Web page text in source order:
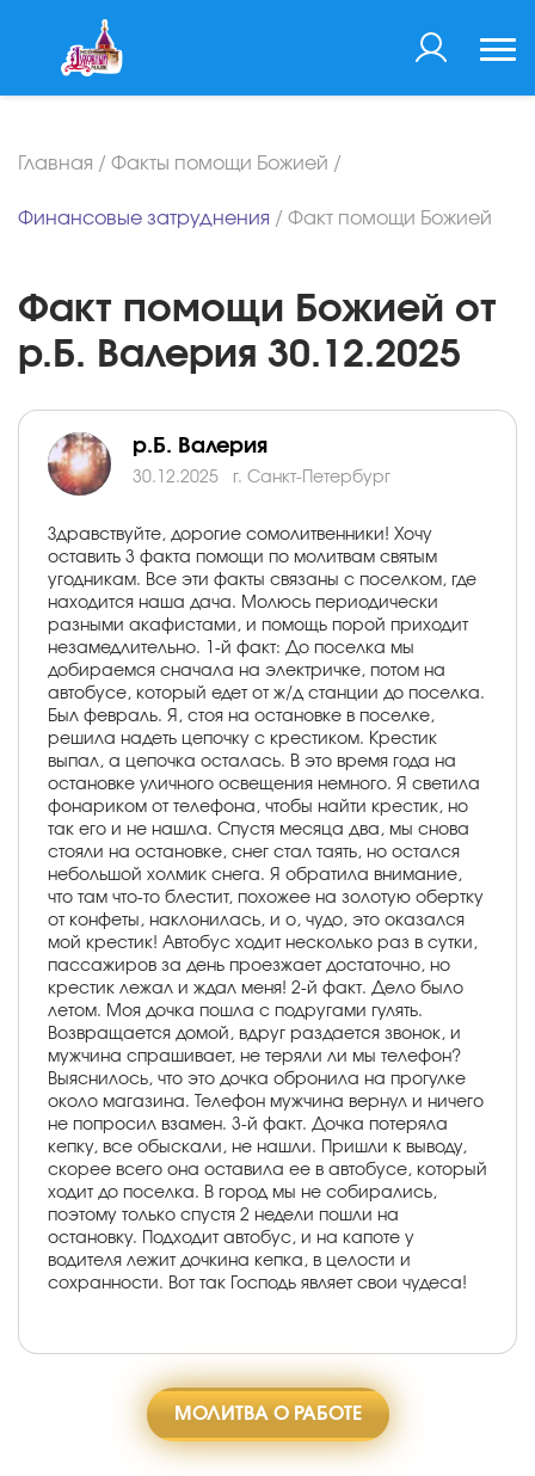
Главная / Факты помощи Божией /
Финансовые затруднения / Факт помощи Божией
Факт помощи Божией от
р.Б. Валерия 30.12.2025
р.Б. Валерия
30.12.2025 г. Cанкт-Петербург
Здравствуйте, дорогие сомолитвенники! Хочу
оставить 3 факта помощи по молитвам святым
угодникам. Все эти факты связаны с поселком, где
находится наша дача. Молюсь периодически
разными акафистами, и помощь порой приходит
незамедлительно. 1-й факт: До поселка мы
добираемся сначала на электричке, потом на
автобусе, который едет от ж/д станции до поселка.
Был февраль. Я, стоя на остановке в поселке,
решила надеть цепочку с крестиком. Крестик
выпал, а цепочка осталась. В это время года на
остановке уличного освещения немного. Я светила
фонариком от телефона, чтобы найти крестик, но
так его и не нашла. Спустя месяца два, мы снова
стояли на остановке, снег стал таять, но остался
небольшой холмик снега. Я обратила внимание,
что там что-то блестит, похожее на золотую обертку
от конфеты, наклонилась, и о, чудо, это оказался
мой крестик! Автобус ходит несколько раз в сутки,
пассажиров за день проезжает достаточно, но
крестик лежал и ждал меня! 2-й факт. Дело было
летом. Моя дочка пошла с подругами гулять.
Возвращается домой, вдруг раздается звонок, и
мужчина спрашивает, не теряли ли мы телефон?
Выяснилось, что это дочка обронила на прогулке
около магазина. Телефон мужчина вернул и ничего
не попросил взамен. 3-й факт. Дочка потеряла
кепку, все обыскали, не нашли. Пришли к выводу,
скорее всего она оставила ее в автобусе, который
ходит до поселка. В город мы не собирались,
поэтому только спустя 2 недели пошли на
остановку. Подходит автобус, и на капоте у
водителя лежит дочкина кепка, в целости и
сохранности. Вот так Господь являет свои чудеса!
МОЛИТВА О РАБОТЕ